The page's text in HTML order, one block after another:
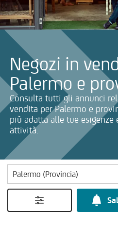
Negozi in
Palermo e
Consulta tutti gli annunci
vendita per Palermo e
più adatta alle tue esigenze
attività.